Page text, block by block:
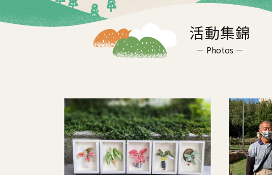
活動集錦
－ Photos －